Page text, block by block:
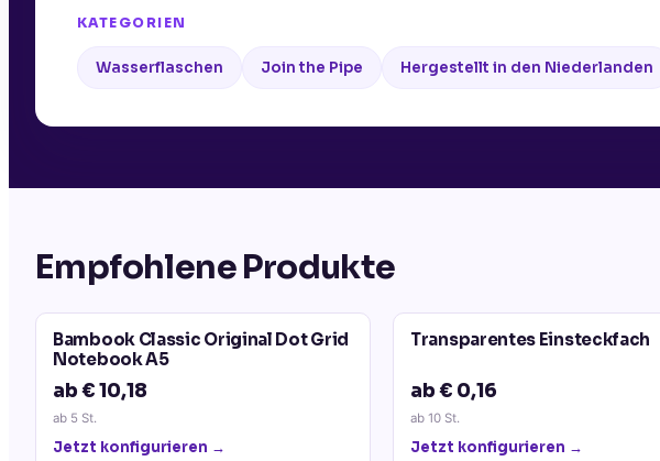
KATEGORIEN
Wasserflaschen Join the Pipe Hergestellt in den Niederlanden
Empfohlene Produkte
Bambook Classic Original Dot Grid
Notebook A5
ab € 10,18
ab 5 St.
Jetzt konfigurieren →
Transparentes Einsteckfach
ab € 0,16
ab 10 St.
Jetzt konfigurieren →